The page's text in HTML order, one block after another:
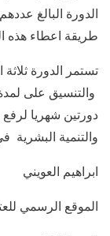
طريقة اعطاء هذه
تستمر الدورة
والتنسيق على
دورتين شهريا
والتنمية
ابراهيم العويني
الموقع الرسمي